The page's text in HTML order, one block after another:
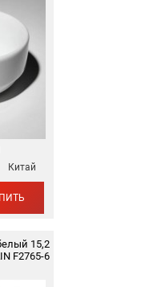
Китай
15,2
F2765-6